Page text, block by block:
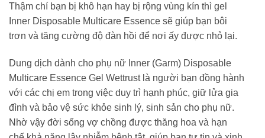
Thậm chí bạn bị khô hạn hay bị rộng vùng kín thì gel
Inner Disposable Multicare Essence sẽ giúp bạn bôi
trơn và tăng cường độ đàn hồi để nơi ấy được nhỏ lại.
Dung dịch dành cho phụ nữ Inner (Garm) Disposable
Multicare Essence Gel Wettrust là người bạn đồng hành
với các chị em trong việc duy trì hạnh phúc, giữ lửa gia
đình và bảo vệ sức khỏe sinh lý, sinh sản cho phụ nữ.
Nhờ vậy đời sống vợ chồng được thăng hoa và hạn